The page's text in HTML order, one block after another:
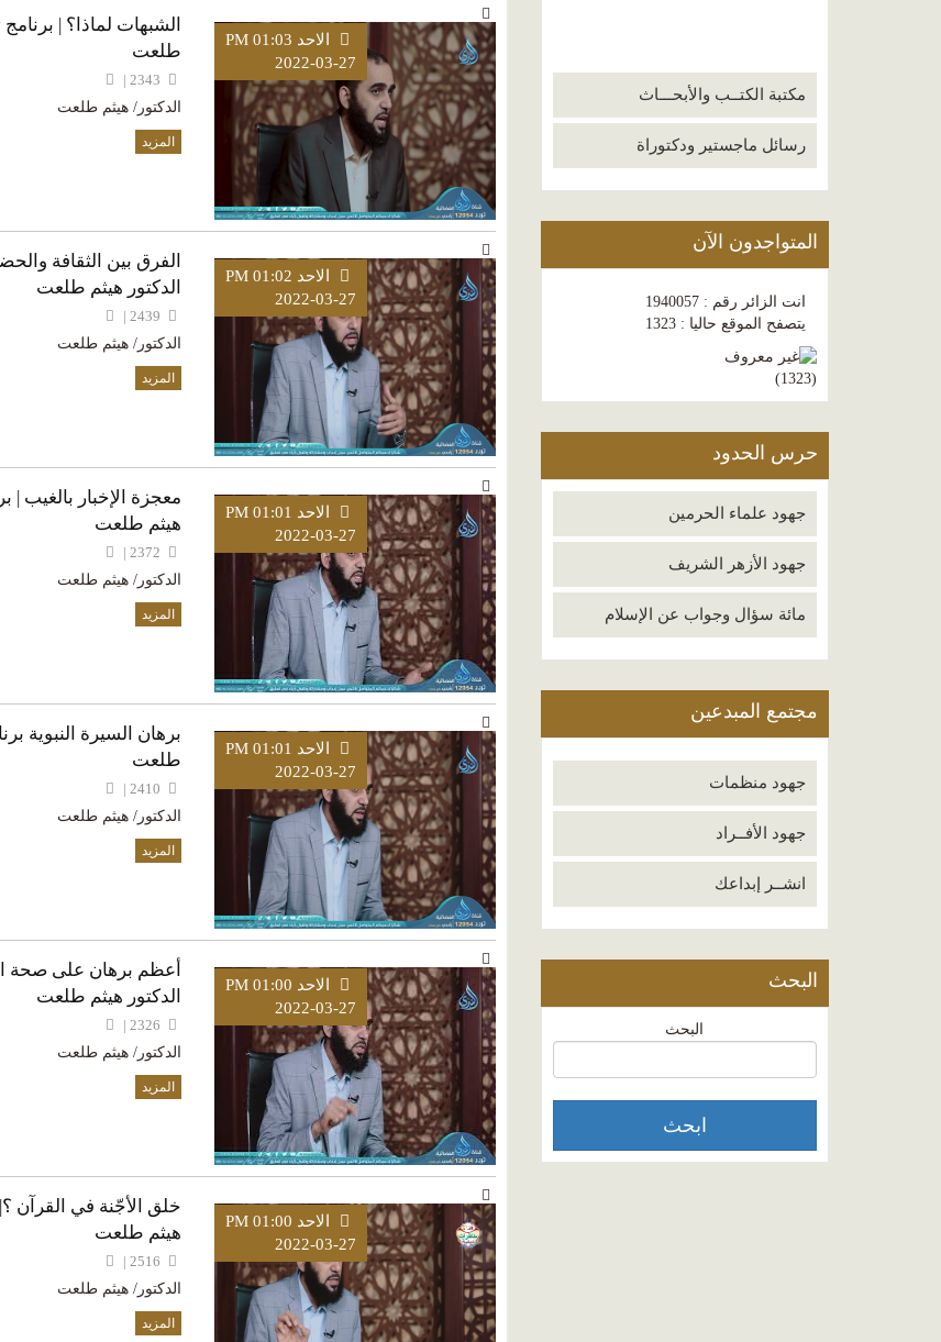
مكتبة الكتــب والأبحـــاث
رسائل ماجستير ودكتوراة
المتواجدون الآن
انت الزائر رقم : 1940057
يتصفح الموقع حاليا : 1323
(
1323
)
حرس الحدود
جهود علماء الحرمين
جهود الأزهر الشريف
مائة سؤال وجواب عن الإسلام
مجتمع المبدعين
جهود منظمات
جهود الأفــراد
انشــر إبداعك
البحث
البحث
الاحد PM 01:03
2022-03-27
الشبهات لماذا؟ |
طلعت
الدكتور/ هيثم طلعت
المزيد
الاحد PM 01:02
2022-03-27
الفرق بين الثقافة
الدكتور هيثم طلعت
الدكتور/ هيثم طلعت
المزيد
الاحد PM 01:01
2022-03-27
معجزة الإخبار بالغيب |
هيثم طلعت
الدكتور/ هيثم طلعت
المزيد
الاحد PM 01:01
2022-03-27
برهان السيرة النبوية
طلعت
الدكتور/ هيثم طلعت
المزيد
الاحد PM 01:00
2022-03-27
أعظم برهان على صحة
الدكتور هيثم طلعت
الدكتور/ هيثم طلعت
المزيد
الاحد PM 01:00
2022-03-27
خلق الأجّنة في القرآن ؟|
هيثم طلعت
الدكتور/ هيثم طلعت
المزيد